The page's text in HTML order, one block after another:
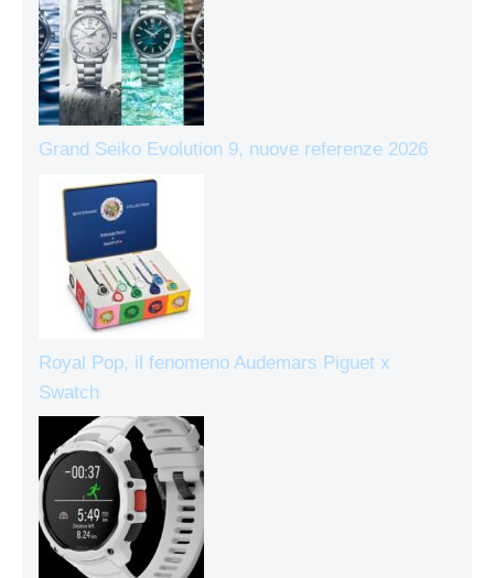
Grand Seiko Evolution 9, nuove referenze 2026
Royal Pop, il fenomeno Audemars Piguet x
Swatch